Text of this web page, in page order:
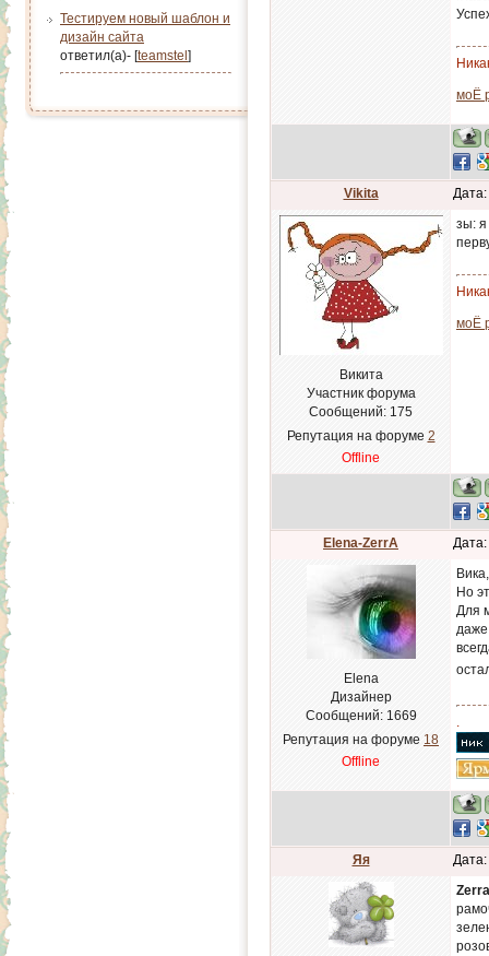
Тестируем новый шаблон и
дизайн сайта
ответил(а)- [teamstel ]
моЁ
Vikita
Викита
Участник форума
Сообщений: 175
Репутация на форуме 2
Offline
зы: я
моЁ
Elena-ZerrA
Elena
Дизайнер
Сообщений: 1669
Репутация на форуме 18
Offline
Но
Для
даже
.
Яя
Zerra